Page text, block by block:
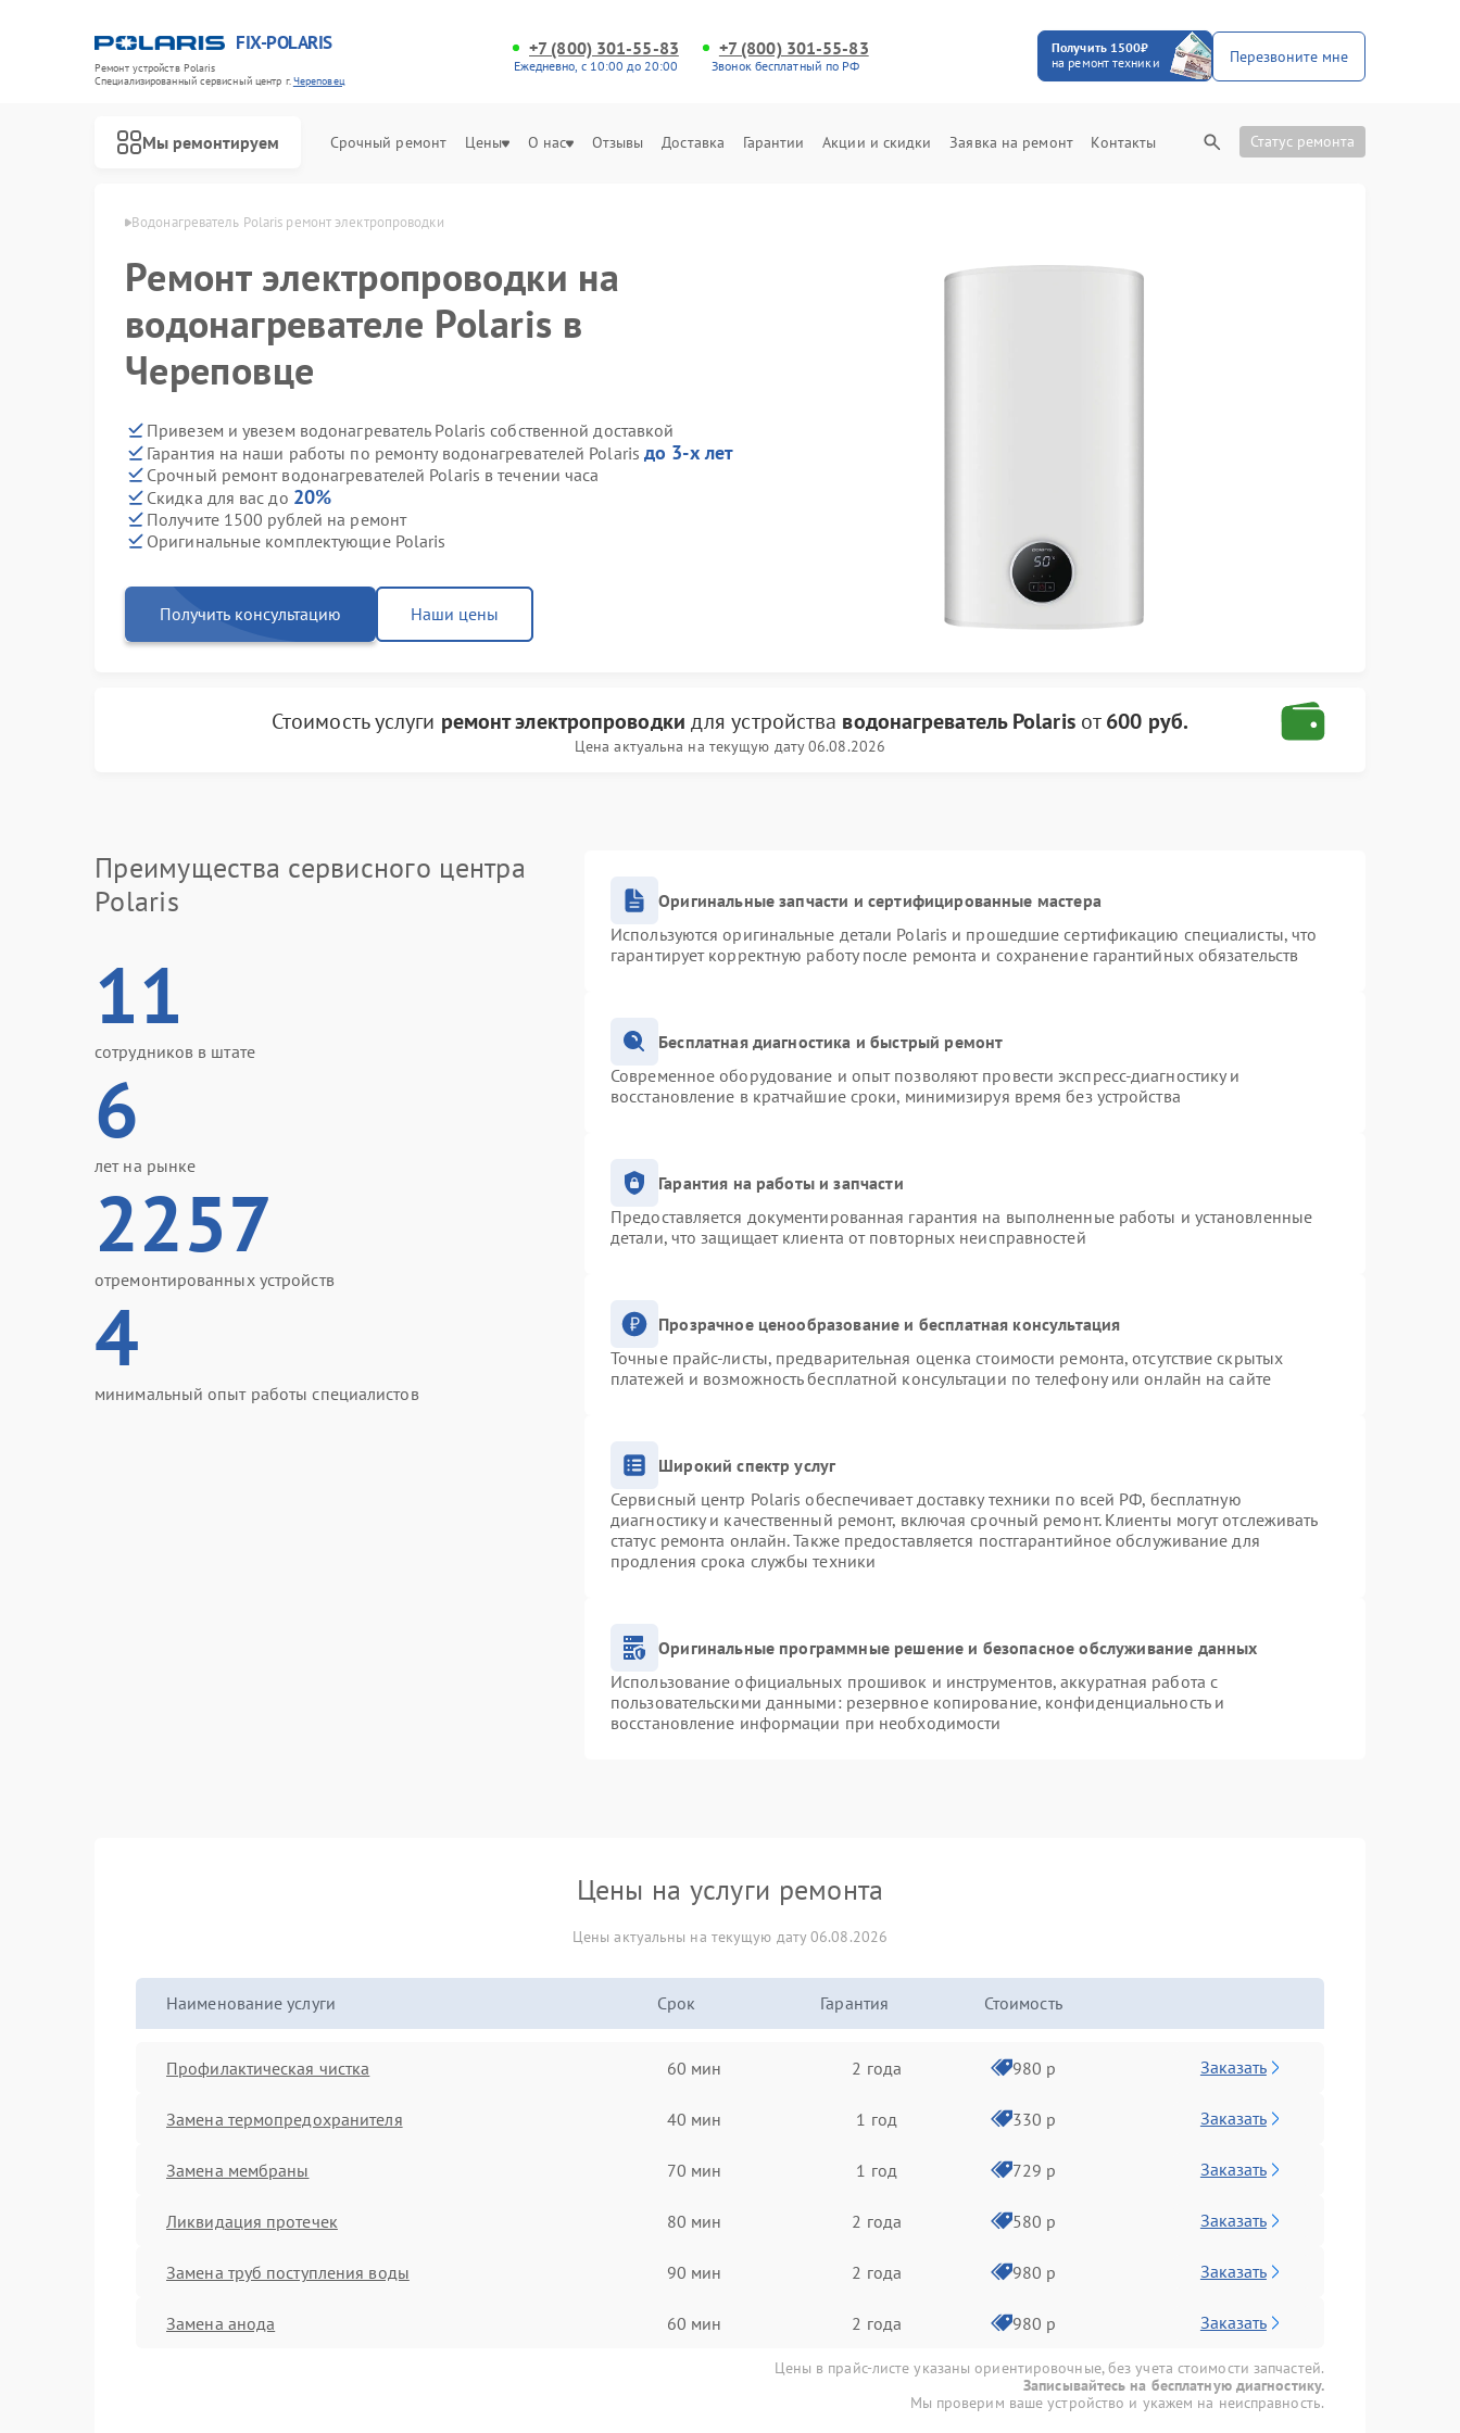
FIX-POLARIS
Ремонт устройств Polaris
Специализированный cервисный центр г.Череповец
+7 (800) 301-55-83
Ежедневно, с 10:00 до 20:00
+7 (800) 301-55-83
Звонок бесплатный по РФ
Получить 1500₽
на ремонт техники
Перезвоните мне
Мы ремонтируем Срочный ремонт Цены О нас Отзывы Доставка Гарантии Акции и скидки Заявка на ремонт Контакты Статус ремонта
в Череповце Водонагреватель Polaris ремонт электропроводки
Ремонт электропроводки на
водонагревателе Polaris в
Череповце
Привезем и увезем водонагреватель Polaris собственной доставкой
Гарантия на наши работы по ремонту водонагревателей Polaris до 3-х лет
Срочный ремонт водонагревателей Polaris в течении часа
Скидка для вас до 20%
Получите 1500 рублей на ремонт
Оригинальные комплектующие Polaris
Получить консультацию Наши цены
Стоимость услуги ремонт электропроводки для устройства водонагреватель Polarisот600 руб.
Цена актуальна на текущую дату 06.08.2026
Преимущества сервисного центра
Polaris
11
сотрудников в штате
6
лет на рынке
2257
отремонтированных устройств
4
минимальный опыт работы специалистов
Оригинальные запчасти и сертифицированные мастера
Используются оригинальные детали Polaris и прошедшие сертификацию специалисты, что
гарантирует корректную работу после ремонта и сохранение гарантийных обязательств
Бесплатная диагностика и быстрый ремонт
Современное оборудование и опыт позволяют провести экспресс-диагностику и
восстановление в кратчайшие сроки, минимизируя время без устройства
Гарантия на работы и запчасти
Предоставляется документированная гарантия на выполненные работы и установленные
детали, что защищает клиента от повторных неисправностей
Прозрачное ценообразование и бесплатная консультация
Точные прайс-листы, предварительная оценка стоимости ремонта, отсутствие скрытых
платежей и возможность бесплатной консультации по телефону или онлайн на сайте
Широкий спектр услуг
Сервисный центр Polaris обеспечивает доставку техники по всей РФ, бесплатную
диагностику и качественный ремонт, включая срочный ремонт. Клиенты могут отслеживать
статус ремонта онлайн. Также предоставляется постгарантийное обслуживание для
продления срока службы техники
Оригинальные программные решение и безопасное обслуживание данных
Использование официальных прошивок и инструментов, аккуратная работа с
пользовательскими данными: резервное копирование, конфиденциальность и
восстановление информации при необходимости
Цены на услуги ремонта
Цены актуальны на текущую дату 06.08.2026
Наименование услуги Срок Гарантия Стоимость
Профилактическая чистка 60 мин 2 года 980 р Заказать
Замена термопредохранителя 40 мин 1 год 330 р Заказать
Замена мембраны 70 мин 1 год 729 р Заказать
Ликвидация протечек 80 мин 2 года 580 р Заказать
Замена труб поступления воды 90 мин 2 года 980 р Заказать
Замена анода 60 мин 2 года 980 р Заказать
Цены в прайс-листе указаны ориентировочные, без учета стоимости запчастей.
Записывайтесь на бесплатную диагностику.
Мы проверим ваше устройство и укажем на неисправность.